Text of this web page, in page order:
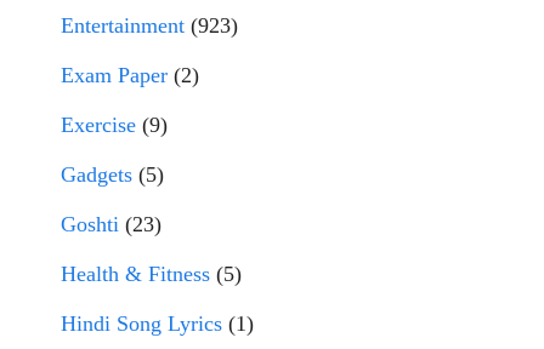
Entertainment (923)
Exam Paper (2)
Exercise (9)
Gadgets (5)
Goshti (23)
Health & Fitness (5)
Hindi Song Lyrics (1)